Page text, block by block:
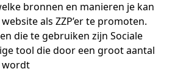
bronnen en manieren je kan
als ZZP’er te promoten.
die te gebruiken zijn Sociale
tool die door een groot aantal
wordt